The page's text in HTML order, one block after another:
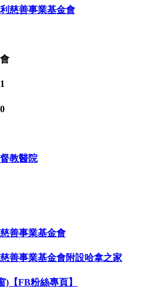
慈善事業基金會
教醫院
善事業基金會
善事業基金會附設哈拿之家
【FB粉絲專頁】